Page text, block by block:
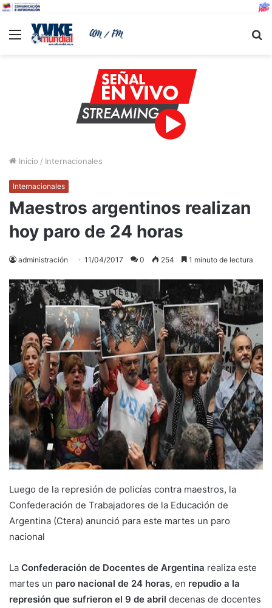
Menu
Inicio / Internacionales
Internacionales
Maestros argentinos realizan
hoy paro de 24 horas
administración 11/04/2017 0 254 1 minuto de lectura
Luego de la represión de policías contra maestros, la
Confederación de Trabajadores de la Educación de
Argentina (Ctera) anunció para este martes un paro
nacional
La Confederación de Docentes de Argentina realiza este
martes un paro nacional de 24 horas, en repudio a la
represión que sufrieron el 9 de abril decenas de docentes